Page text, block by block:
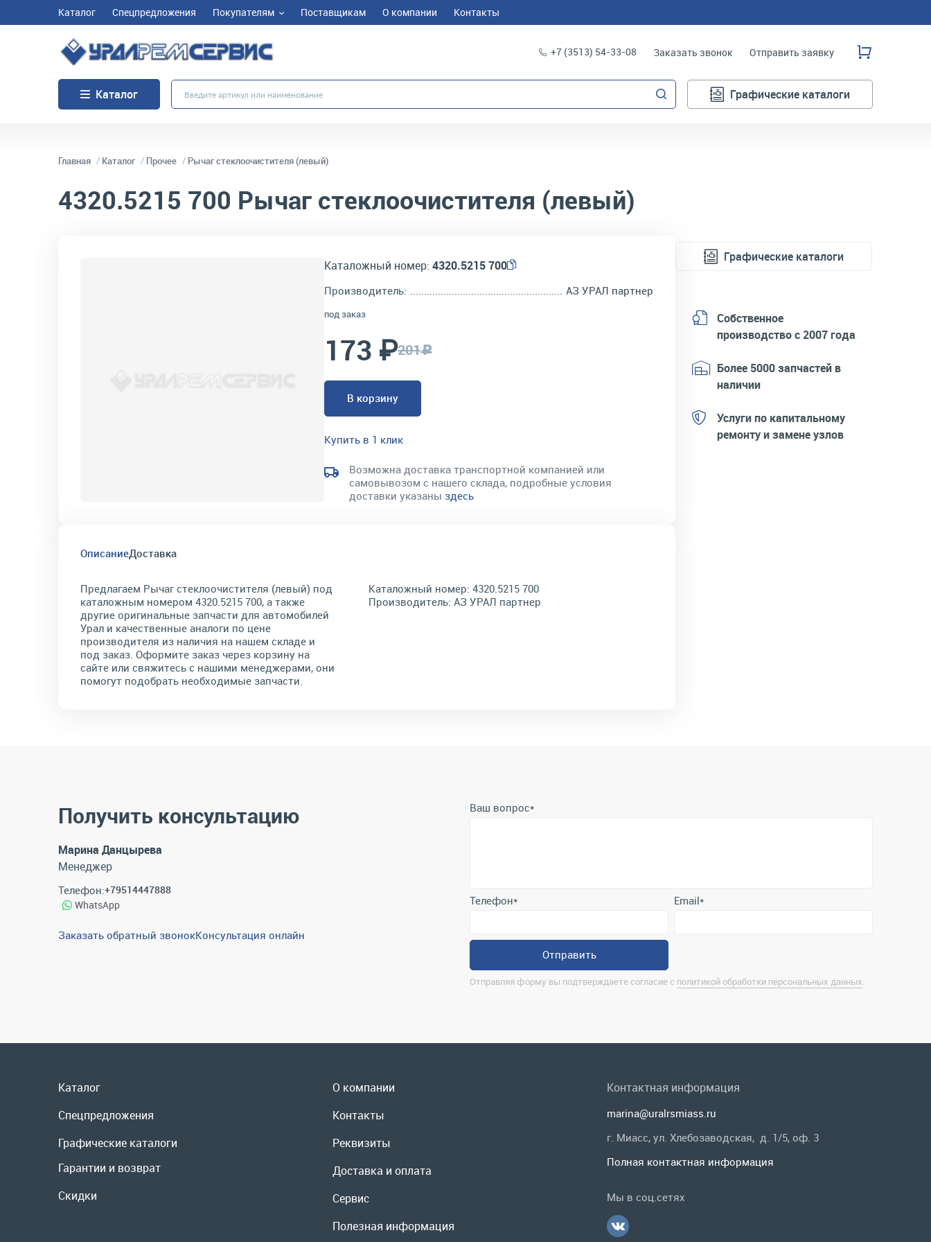
Каталог Спецпредложения Покупателям Поставщикам О компании Контакты
+7 (3513) 54-33-08 Заказать звонок Отправить заявку
Каталог Графические каталоги
Главная Каталог Прочее Рычаг стеклоочистителя (левый)
4320.5215 700 Рычаг стеклоочистителя (левый)
Каталожный номер: 4320.5215 700
Производитель: АЗ УРАЛ партнер
под заказ
173 ₽201c
В корзину
Купить в 1 клик
Возможна доставка транспортной компанией или
самовывозом с нашего склада, подробные условия
доставки указаны здесь
ОписаниеДоставка
Предлагаем Рычаг стеклоочистителя (левый) под
каталожным номером 4320.5215 700, а также
другие оригинальные запчасти для автомобилей
Урал и качественные аналоги по цене
производителя из наличия на нашем складе и
под заказ. Оформите заказ через корзину на
сайте или свяжитесь с нашими менеджерами, они
помогут подобрать необходимые запчасти.
Каталожный номер: 4320.5215 700
Производитель: АЗ УРАЛ партнер
Графические каталоги
Собственное
производство с 2007 года
Более 5000 запчастей в
наличии
Услуги по капитальному
ремонту и замене узлов
Получить консультацию
Марина Данцырева
Менеджер
Телефон:+79514447888
WhatsApp
Заказать обратный звонокКонсультация онлайн
Ваш вопрос*
Каталог
Гарантии и возврат
Скидки
О компании
Полезная информация
Контактная информация
г. Миасс, ул. Хлебозаводская, д. 1/5, оф. 3
Полная контактная информация